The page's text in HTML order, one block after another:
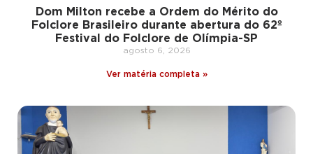
Dom Milton recebe a Ordem do Mérito do
Folclore Brasileiro durante abertura do 62º
Festival do Folclore de Olímpia-SP
agosto 6, 2026
Ver matéria completa »